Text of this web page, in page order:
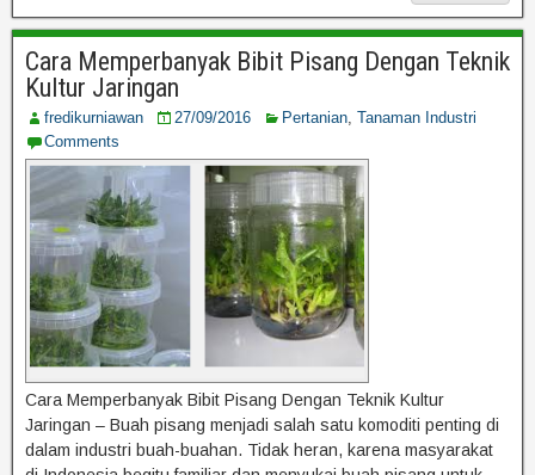
Cara Memperbanyak Bibit Pisang Dengan Teknik
Kultur Jaringan
fredikurniawan 27/09/2016 Pertanian, Tanaman Industri
Comments
Cara Memperbanyak Bibit Pisang Dengan Teknik Kultur
Jaringan – Buah pisang menjadi salah satu komoditi penting di
dalam industri buah-buahan. Tidak heran, karena masyarakat